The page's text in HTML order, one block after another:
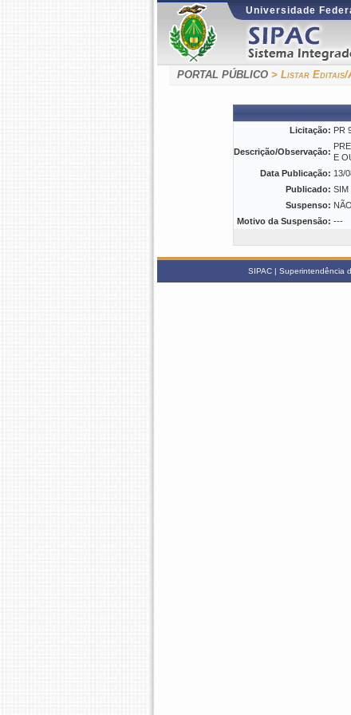
Universidade
PORTAL PÚBLICO > Listar Editais/
Licitação: PR
Descrição/Observação:
E
Data Publicação: 13/
Publicado: SIM
Suspenso: NÃO
Motivo da Suspensão: ---
SIPAC | Superintendência